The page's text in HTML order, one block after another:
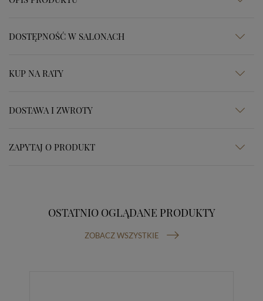
DOSTĘPNOŚĆ W SALONACH
KUP NA RATY
DOSTAWA I ZWROTY
ZAPYTAJ O PRODUKT
OSTATNIO OGLĄDANE PRODUKTY
ZOBACZ WSZYSTKIE